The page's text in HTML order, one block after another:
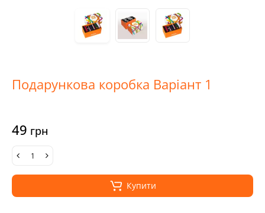
Подарункова коробка Варіант 1
49 грн
Купити